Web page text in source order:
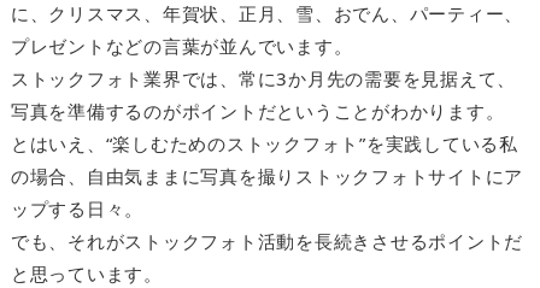
に、クリスマス、年賀状、正月、雪、おでん、パーティー、
プレゼントなどの言葉が並んでいます。
ストックフォト業界では、常に3か月先の需要を見据えて、
写真を準備するのがポイントだということがわかります。
とはいえ、“楽しむためのストックフォト”を実践している私
の場合、自由気ままに写真を撮りストックフォトサイトにア
ップする日々。
でも、それがストックフォト活動を長続きさせるポイントだ
と思っています。